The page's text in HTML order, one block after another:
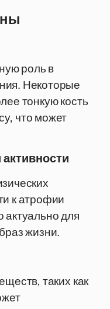
роль в
Некоторые
тонкую кость
что может
к атрофии
для
жизни.
таких как